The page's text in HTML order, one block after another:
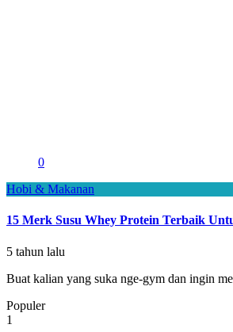
0
Hobi & Makanan
15 Merk Susu Whey Protein Terbaik
5 tahun lalu
Buat kalian yang suka nge-gym dan ingin
Populer
1